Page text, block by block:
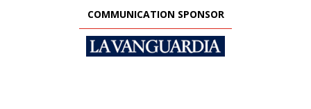
COMMUNICATION SPONSOR